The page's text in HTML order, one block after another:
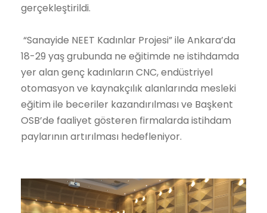
gerçekleştirildi.
“Sanayide NEET Kadınlar Projesi” ile Ankara’da
18-29 yaş grubunda ne eğitimde ne istihdamda
yer alan genç kadınların CNC, endüstriyel
otomasyon ve kaynakçılık alanlarında mesleki
eğitim ile beceriler kazandırılması ve Başkent
OSB’de faaliyet gösteren firmalarda istihdam
paylarının artırılması hedefleniyor.